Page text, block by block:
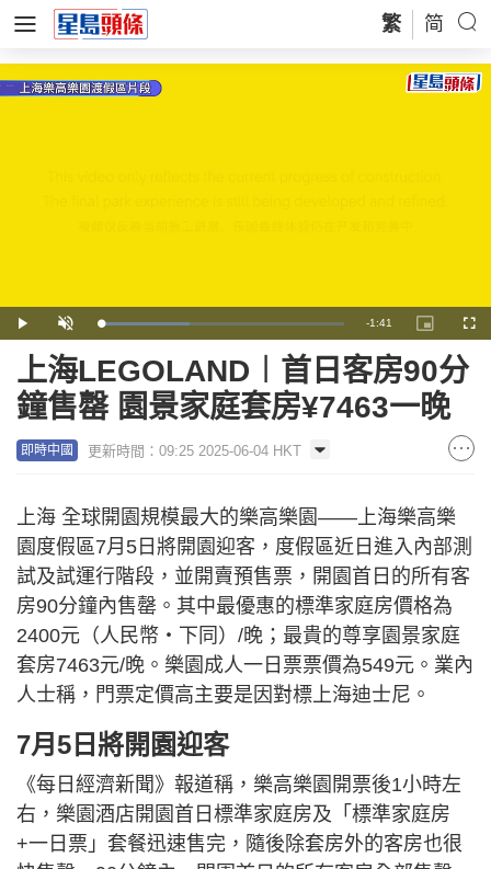
繁 简
Play Unmute Loaded:
36.92%
Remaining
Time
-1:41
Picture-
in-
上海LEGOLAND︱首日客房90分
鐘售罄 園景家庭套房¥7463一晚
即時中國 更新時間：09:25 2025-06-04 HKT
上海 全球開園規模最大的樂高樂園——上海樂高樂
園度假區7月5日將開園迎客，度假區近日進入內部測
試及試運行階段，並開賣預售票，開園首日的所有客
房90分鐘內售罄。其中最優惠的標準家庭房價格為
2400元（人民幣‧下同）/晚；最貴的尊享園景家庭
套房7463元/晚。樂園成人一日票票價為549元。業內
人士稱，門票定價高主要是因對標上海迪士尼。
7月5日將開園迎客
《每日經濟新聞》報道稱，樂高樂園開票後1小時左
右，樂園酒店開園首日標準家庭房及「標準家庭房
+一日票」套餐迅速售完，隨後除套房外的客房也很